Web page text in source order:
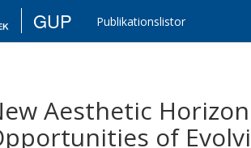
GUP Publikationslistor
Aesthetic
of